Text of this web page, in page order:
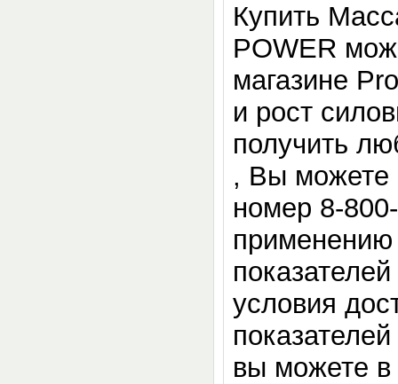
Купить
POWER
магазине
и рост
получить
, Вы можете
номер 8-
условия
вы можете